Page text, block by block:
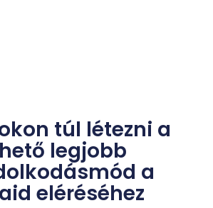
túl létezni a
legjobb
a
eléréséhez